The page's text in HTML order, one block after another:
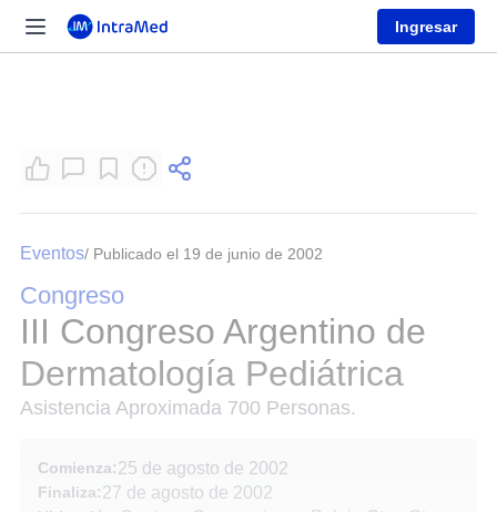
Ingresar
Eventos/ Publicado el 19 de junio de 2002
Congreso
III Congreso Argentino de
Dermatología Pediátrica
Asistencia Aproximada 700 Personas.
Comienza:25 de agosto de 2002
Finaliza:27 de agosto de 2002